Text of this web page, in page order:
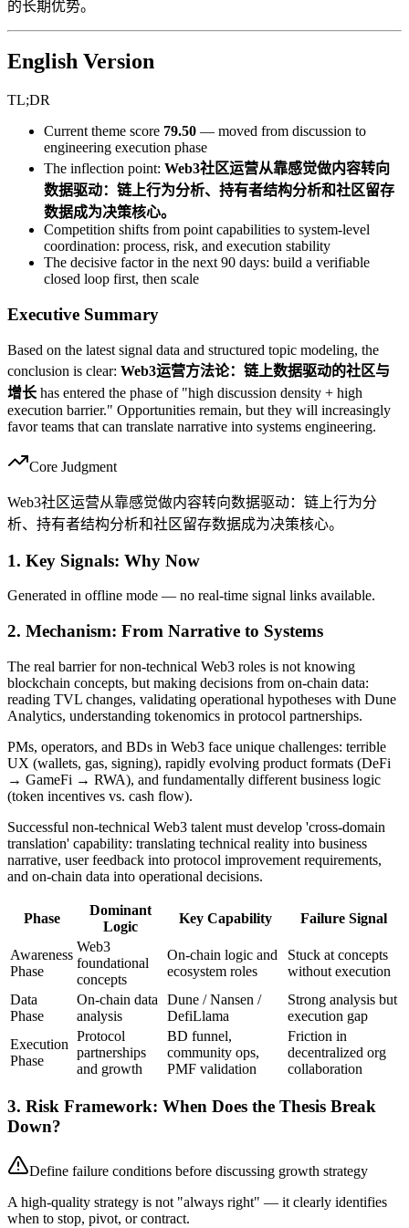
的长期优势。
English Version
TL;DR
Current theme score 79.50 — moved from discussion to
engineering execution phase
The inflection point: Web3社区运营从靠感觉做内容转向
数据驱动：链上行为分析、持有者结构分析和社区留存
数据成为决策核心。
Competition shifts from point capabilities to system-level
coordination: process, risk, and execution stability
The decisive factor in the next 90 days: build a verifiable
closed loop first, then scale
Executive Summary
Based on the latest signal data and structured topic modeling, the
conclusion is clear: Web3运营方法论：链上数据驱动的社区与
增长 has entered the phase of "high discussion density + high
execution barrier." Opportunities remain, but they will increasingly
favor teams that can translate narrative into systems engineering.
Core Judgment
Web3社区运营从靠感觉做内容转向数据驱动：链上行为分
析、持有者结构分析和社区留存数据成为决策核心。
1. Key Signals: Why Now
Generated in offline mode — no real-time signal links available.
2. Mechanism: From Narrative to Systems
The real barrier for non-technical Web3 roles is not knowing
blockchain concepts, but making decisions from on-chain data:
reading TVL changes, validating operational hypotheses with Dune
Analytics, understanding tokenomics in protocol partnerships.
PMs, operators, and BDs in Web3 face unique challenges: terrible
UX (wallets, gas, signing), rapidly evolving product formats (DeFi
→ GameFi → RWA), and fundamentally different business logic
(token incentives vs. cash flow).
Successful non-technical Web3 talent must develop 'cross-domain
translation' capability: translating technical reality into business
narrative, user feedback into protocol improvement requirements,
and on-chain data into operational decisions.
Phase
Dominant
Logic
Key Capability Failure Signal
Awareness
Phase
Web3
foundational
concepts
On-chain logic and
ecosystem roles
Stuck at concepts
without execution
Data
Phase
On-chain data
analysis
Dune / Nansen /
DefiLlama
Strong analysis but
execution gap
Execution
Phase
Protocol
partnerships
and growth
BD funnel,
community ops,
PMF validation
Friction in
decentralized org
collaboration
3. Risk Framework: When Does the Thesis Break
Down?
Define failure conditions before discussing growth strategy
A high-quality strategy is not "always right" — it clearly identifies
when to stop, pivot, or contract.